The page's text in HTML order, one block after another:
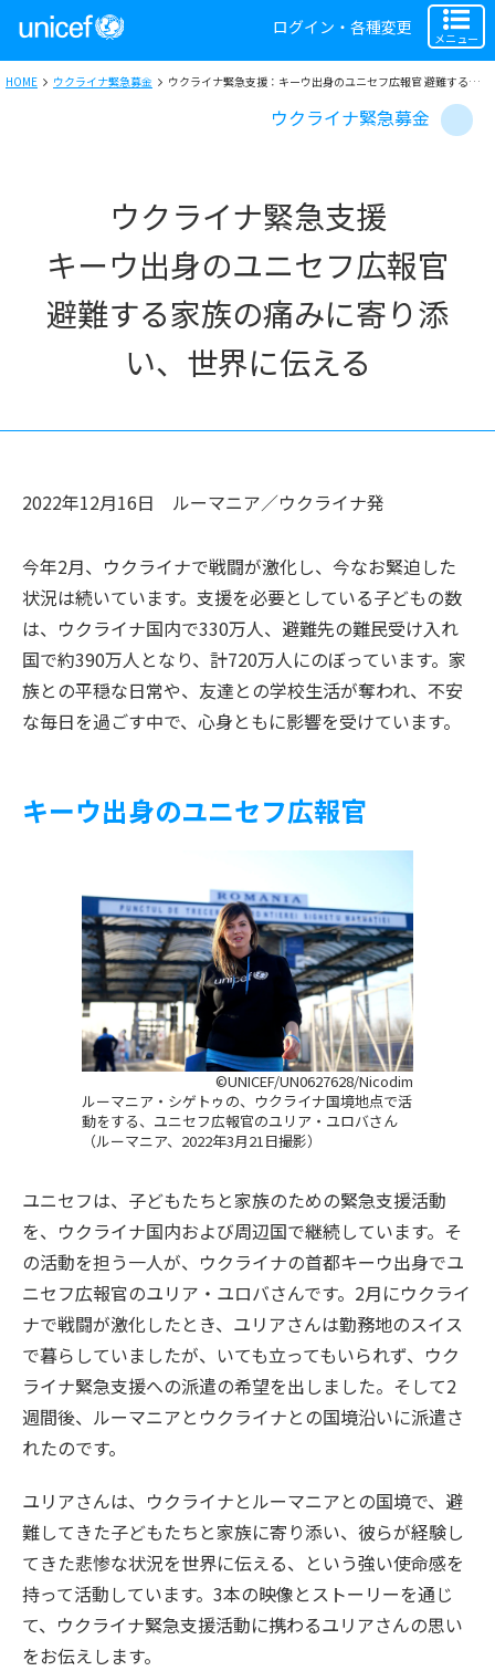
ログイン・各種変更
メニュー
HOME ウクライナ緊急募金 ウクライナ緊急支援：キーウ出身のユニセフ広報官 避難する家族の痛みに寄り添い、世界に伝える
ウクライナ緊急募金
ウクライナ緊急支援
キーウ出身のユニセフ広報官
避難する家族の痛みに寄り添
い、世界に伝える
2022年12月16日 ルーマニア／ウクライナ発
今年2月、ウクライナで戦闘が激化し、今なお緊迫した
状況は続いています。支援を必要としている子どもの数
は、ウクライナ国内で330万人、避難先の難民受け入れ
国で約390万人となり、計720万人にのぼっています。家
族との平穏な日常や、友達との学校生活が奪われ、不安
な毎日を過ごす中で、心身ともに影響を受けています。
キーウ出身のユニセフ広報官
©UNICEF/UN0627628/Nicodim
ルーマニア・シゲトゥの、ウクライナ国境地点で活
動をする、ユニセフ広報官のユリア・ユロバさん
（ルーマニア、2022年3月21日撮影）
ユニセフは、子どもたちと家族のための緊急支援活動
を、ウクライナ国内および周辺国で継続しています。そ
の活動を担う一人が、ウクライナの首都キーウ出身でユ
ニセフ広報官のユリア・ユロバさんです。2月にウクライ
ナで戦闘が激化したとき、ユリアさんは勤務地のスイス
で暮らしていましたが、いても立ってもいられず、ウク
ライナ緊急支援への派遣の希望を出しました。そして2
週間後、ルーマニアとウクライナとの国境沿いに派遣さ
れたのです。
ユリアさんは、ウクライナとルーマニアとの国境で、避
難してきた子どもたちと家族に寄り添い、彼らが経験し
てきた悲惨な状況を世界に伝える、という強い使命感を
持って活動しています。3本の映像とストーリーを通じ
て、ウクライナ緊急支援活動に携わるユリアさんの思い
をお伝えします。